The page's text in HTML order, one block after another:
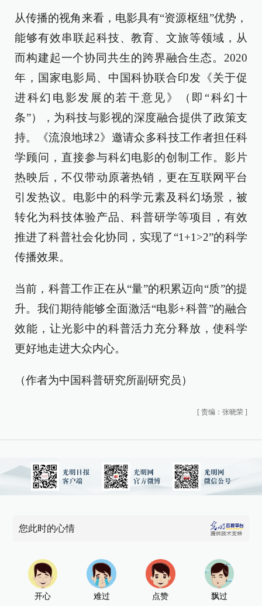
从传播的视角来看，电影具有“资源枢纽”优势，
能够有效串联起科技、教育、文旅等领域，从
而构建起一个协同共生的跨界融合生态。2020
年，国家电影局、中国科协联合印发《关于促
进科幻电影发展的若干意见》（即“科幻十
条”），为科技与影视的深度融合提供了政策支
持。《流浪地球2》邀请众多科技工作者担任科
学顾问，直接参与科幻电影的创制工作。影片
热映后，不仅带动原著热销，更在互联网平台
引发热议。电影中的科学元素及科幻场景，被
转化为科技体验产品、科普研学等项目，有效
推进了科普社会化协同，实现了“1+1>2”的科学
传播效果。
当前，科普工作正在从“量”的积累迈向“质”的提
升。我们期待能够全面激活“电影+科普”的融合
效能，让光影中的科普活力充分释放，使科学
更好地走进大众内心。
（作者为中国科普研究所副研究员）
[ 责编：张晓荣 ]
您此时的心情
开心 难过 点赞 飘过